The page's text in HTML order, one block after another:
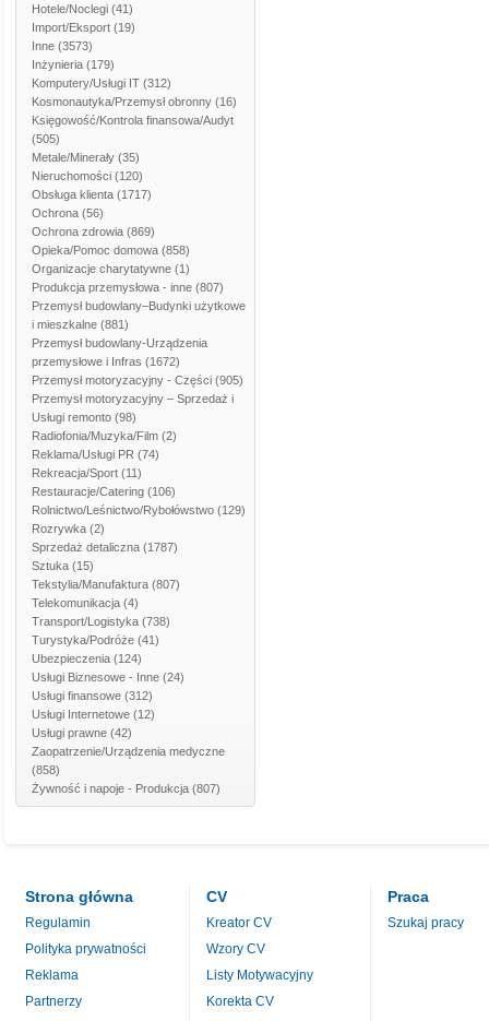
Hotele/Noclegi (41)
Import/Eksport (19)
Inne (3573)
Inżynieria (179)
Komputery/Usługi IT (312)
Kosmonautyka/Przemysł obronny (16)
Księgowość/Kontrola finansowa/Audyt
(505)
Metale/Minerały (35)
Nieruchomości (120)
Obsługa klienta (1717)
Ochrona (56)
Ochrona zdrowia (869)
Opieka/Pomoc domowa (858)
Organizacje charytatywne (1)
Produkcja przemysłowa - inne (807)
Przemysł budowlany–Budynki użytkowe
i mieszkalne (881)
Przemysł budowlany-Urządzenia
przemysłowe i Infras (1672)
Przemysł motoryzacyjny - Części (905)
Przemysł motoryzacyjny – Sprzedaż i
Usługi remonto (98)
Radiofonia/Muzyka/Film (2)
Reklama/Usługi PR (74)
Rekreacja/Sport (11)
Restauracje/Catering (106)
Rolnictwo/Leśnictwo/Rybołówstwo (129)
Rozrywka (2)
Sprzedaż detaliczna (1787)
Sztuka (15)
Tekstylia/Manufaktura (807)
Telekomunikacja (4)
Transport/Logistyka (738)
Turystyka/Podróże (41)
Ubezpieczenia (124)
Usługi Biznesowe - Inne (24)
Usługi finansowe (312)
Usługi Internetowe (12)
Usługi prawne (42)
Zaopatrzenie/Urządzenia medyczne
(858)
Żywność i napoje - Produkcja (807)
Strona główna
Regulamin
Polityka prywatności
Reklama
Partnerzy
CV
Kreator CV
Wzory CV
Listy Motywacyjny
Korekta CV
Praca
Szukaj pracy